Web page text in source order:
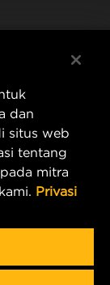
dan
situs web
tentang
mitra
Privasi